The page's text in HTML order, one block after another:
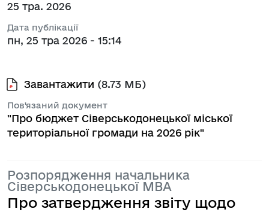
25 тра. 2026
Дата публікації
пн, 25 тра 2026 - 15:14
Завантажити (8.73 МБ)
Пов'язаний документ
"Про бюджет Сіверськодонецької міської
територіальної громади на 2026 рік"
Розпорядження начальника
Сіверськодонецької МВА
Про затвердження звіту щодо